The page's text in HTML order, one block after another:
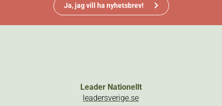
Ja, jag vill ha nyhetsbrev!
Leader Nationellt
leadersverige.se